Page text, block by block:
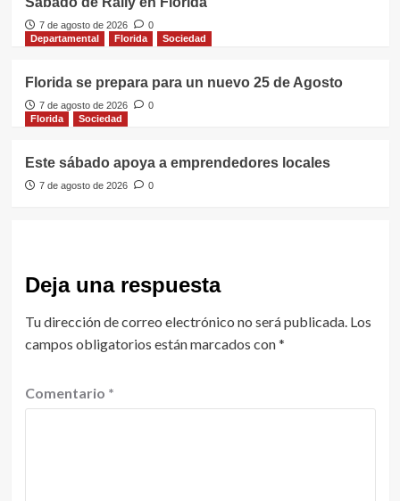
7 de agosto de 2026
0
Departamental
Florida Sociedad
Florida se prepara para un nuevo 25 de Agosto
7 de agosto de 2026
0
Florida
Sociedad
Este sábado apoya a emprendedores locales
7 de agosto de 2026 0
Deja una respuesta
Tu dirección de correo electrónico no será publicada. Los
campos obligatorios están marcados con*
Comentario *